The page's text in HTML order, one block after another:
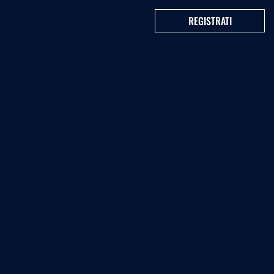
REGISTRATI